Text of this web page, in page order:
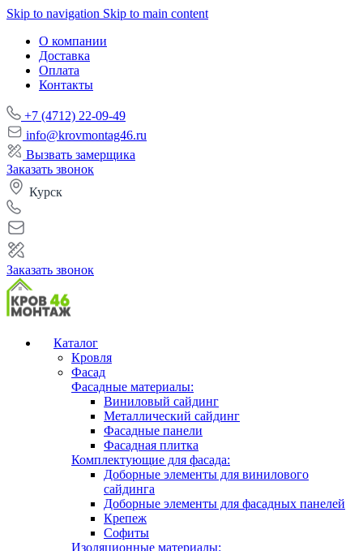
Skip to navigation Skip to main content
О компании
Доставка
Оплата
Контакты
+7 (4712) 22-09-49
info@krovmontag46.ru
Вызвать замерщика
Заказать звонок
Курск
Заказать звонок
Каталог
Кровля
Фасад
Фасадные материалы:
Виниловый сайдинг
Металлический сайдинг
Фасадные панели
Фасадная плитка
Комплектующие для фасада:
Доборные элементы для винилового
сайдинга
Доборные элементы для фасадных панелей
Крепеж
Софиты
Изоляционные материалы: